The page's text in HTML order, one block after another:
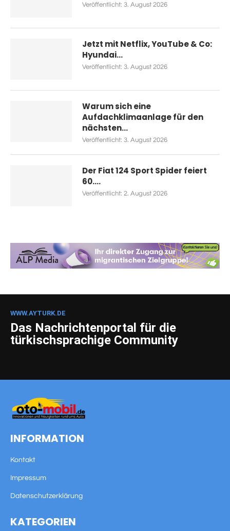
Veröffentlicht: 3. August 2026
Jetzt mit Netflix, YouTube & Co:
Hyundai...
Veröffentlicht: 3. August 2026
Warum sich eine
Aufdachklimaanlage für den
nächsten...
Veröffentlicht: 3. August 2026
Der Fiat 124 Sport Spider feiert
60....
Veröffentlicht: 2. August 2026
INFORMATION
Kontakt
Impressum
Datenschutzerklärung
KATEGORIEN
WWW.AYTURK.DE
Das Nachrichtenportal für die
türkischsprachige Community